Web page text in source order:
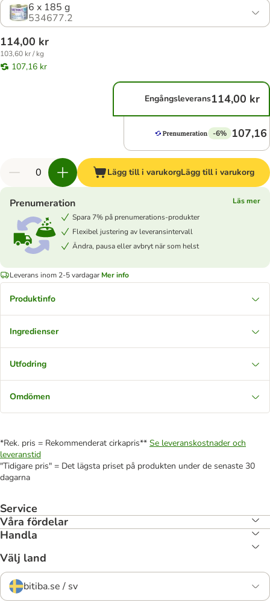
6 x 185 g
534677.2
114,00 kr
103,60 kr / kg
107,16 kr
Engångsleverans114,00 kr
-6% 107,16
Lägg till i varukorgLägg till i varukorg
Prenumeration
Läs mer
Spara 7% på prenumerations-produkter
Flexibel justering av leveransintervall
Ändra, pausa eller avbryt när som helst
Leverans inom 2-5 vardagar Mer info
Produktinfo
Ingredienser
Utfodring
Omdömen
*Rek. pris = Rekommenderat cirkapris** Se leveranskostnader och
leveranstid
"Tidigare pris" = Det lägsta priset på produkten under de senaste 30
dagarna
Service
Våra fördelar
Handla
Välj land
bitiba.se / sv